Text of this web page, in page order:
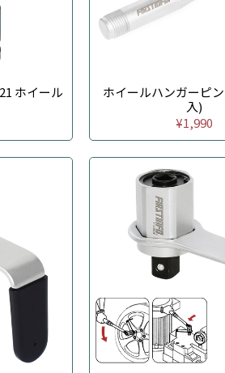
ホイール
ホイールハンガーピ
入)
¥1,990